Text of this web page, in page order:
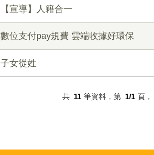
【宣導】人籍合一
數位支付pay規費 雲端收據好環保
子女從姓
共 11 筆資料，第 1/1 頁，